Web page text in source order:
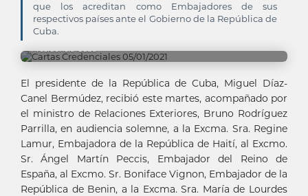
que los acreditan como Embajadores de sus
respectivos países ante el Gobierno de la República de
Cuba.
Presidencia Cuba
El presidente de la República de Cuba, Miguel Díaz-
Canel Bermúdez, recibió este martes, acompañado por
el ministro de Relaciones Exteriores, Bruno Rodríguez
Parrilla, en audiencia solemne, a la Excma. Sra. Regine
Lamur, Embajadora de la República de Haití, al Excmo.
Sr. Ángel Martín Peccis, Embajador del Reino de
España, al Excmo. Sr. Boniface Vignon, Embajador de la
República de Benin, a la Excma. Sra. María de Lourdes